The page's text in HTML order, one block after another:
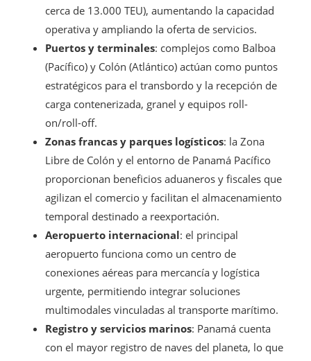
cerca de 13.000 TEU), aumentando la capacidad
operativa y ampliando la oferta de servicios.
Puertos y terminales: complejos como Balboa
(Pacífico) y Colón (Atlántico) actúan como puntos
estratégicos para el transbordo y la recepción de
carga contenerizada, granel y equipos roll-
on/roll-off.
Zonas francas y parques logísticos: la Zona
Libre de Colón y el entorno de Panamá Pacífico
proporcionan beneficios aduaneros y fiscales que
agilizan el comercio y facilitan el almacenamiento
temporal destinado a reexportación.
Aeropuerto internacional: el principal
aeropuerto funciona como un centro de
conexiones aéreas para mercancía y logística
urgente, permitiendo integrar soluciones
multimodales vinculadas al transporte marítimo.
Registro y servicios marinos: Panamá cuenta
con el mayor registro de naves del planeta, lo que